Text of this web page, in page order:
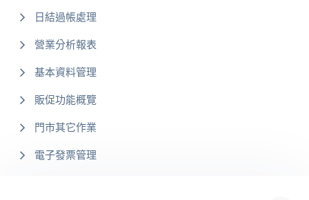
日結過帳處理
營業分析報表
基本資料管理
販促功能概覽
門市其它作業
電子發票管理